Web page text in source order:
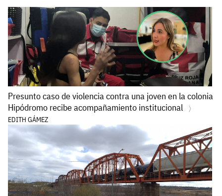
Presunto caso de violencia contra una joven en la colonia
Hipódromo recibe acompañamiento institucional
EDITH GÁMEZ